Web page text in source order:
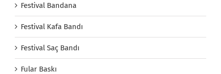
Festival Bandana
Festival Kafa Bandı
Festival Saç Bandı
Fular Baskı